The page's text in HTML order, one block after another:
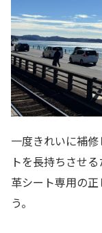
一度きれいに補
トを長持ちさせ
革シート専用の
う。